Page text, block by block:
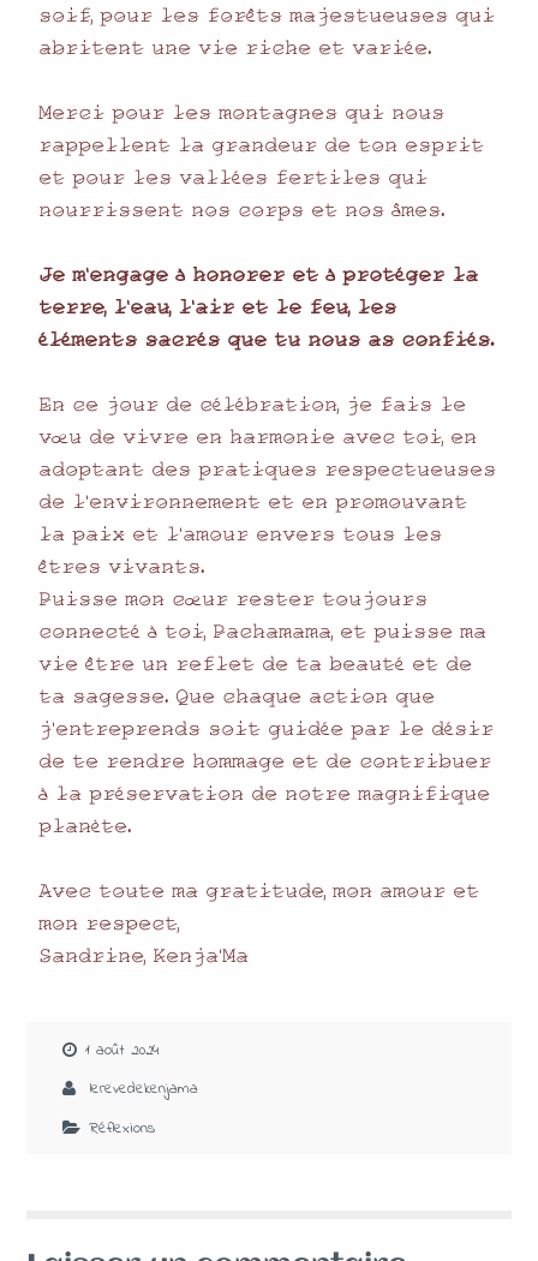
𝚜̷𝚘̷𝚒̷𝚏̷, 𝚙̷𝚘̷𝚞̷𝚛̷ 𝚕̷𝚎̷𝚜̷ 𝚏̷𝚘̷𝚛̷ê𝚝̷𝚜̷ 𝚖̷𝚊̷𝚓̷𝚎̷𝚜̷𝚝̷𝚞̷𝚎̷𝚞̷𝚜̷𝚎̷𝚜̷ 𝚚̷𝚞̷𝚒̷
𝚊̷𝚋̷𝚛̷𝚒̷𝚝̷𝚎̷𝚗̷𝚝̷ 𝚞̷𝚗̷𝚎̷ 𝚟̷𝚒̷𝚎̷ 𝚛̷𝚒̷𝚌̷𝚑̷𝚎̷ 𝚎̷𝚝̷ 𝚟̷𝚊̷𝚛̷𝚒̷é𝚎̷.
𝙼̷𝚎̷𝚛̷𝚌̷𝚒̷ 𝚙̷𝚘̷𝚞̷𝚛̷ 𝚕̷𝚎̷𝚜̷ 𝚖̷𝚘̷𝚗̷𝚝̷𝚊̷𝚐̷𝚗̷𝚎̷𝚜̷ 𝚚̷𝚞̷𝚒̷ 𝚗̷𝚘̷𝚞̷𝚜̷
𝚛̷𝚊̷𝚙̷𝚙̷𝚎̷𝚕̷𝚕̷𝚎̷𝚗̷𝚝̷ 𝚕̷𝚊̷ 𝚐̷𝚛̷𝚊̷𝚗̷𝚍̷𝚎̷𝚞̷𝚛̷ 𝚍̷𝚎̷ 𝚝̷𝚘̷𝚗̷ 𝚎̷𝚜̷𝚙̷𝚛̷𝚒̷𝚝̷
𝚎̷𝚝̷ 𝚙̷𝚘̷𝚞̷𝚛̷ 𝚕̷𝚎̷𝚜̷ 𝚟̷𝚊̷𝚕̷𝚕̷é𝚎̷𝚜̷ 𝚏̷𝚎̷𝚛̷𝚝̷𝚒̷𝚕̷𝚎̷𝚜̷ 𝚚̷𝚞̷𝚒̷
𝚗̷𝚘̷𝚞̷𝚛̷𝚛̷𝚒̷𝚜̷𝚜̷𝚎̷𝚗̷𝚝̷ 𝚗̷𝚘̷𝚜̷ 𝚌̷𝚘̷𝚛̷𝚙̷𝚜̷ 𝚎̷𝚝̷ 𝚗̷𝚘̷𝚜̷ â𝚖̷𝚎̷𝚜̷.
𝙹̷𝚎̷ 𝚖̷’𝚎̷𝚗̷𝚐̷𝚊̷𝚐̷𝚎̷ à 𝚑̷𝚘̷𝚗̷𝚘̷𝚛̷𝚎̷𝚛̷ 𝚎̷𝚝̷ à 𝚙̷𝚛̷𝚘̷𝚝̷é𝚐̷𝚎̷𝚛̷ 𝚕̷𝚊̷
𝚝̷𝚎̷𝚛̷𝚛̷𝚎̷, 𝚕̷’𝚎̷𝚊̷𝚞̷, 𝚕̷’𝚊̷𝚒̷𝚛̷ 𝚎̷𝚝̷ 𝚕̷𝚎̷ 𝚏̷𝚎̷𝚞̷, 𝚕̷𝚎̷𝚜̷
é𝚕̷é𝚖̷𝚎̷𝚗̷𝚝̷𝚜̷ 𝚜̷𝚊̷𝚌̷𝚛̷é𝚜̷ 𝚚̷𝚞̷𝚎̷ 𝚝̷𝚞̷ 𝚗̷𝚘̷𝚞̷𝚜̷ 𝚊̷𝚜̷ 𝚌̷𝚘̷𝚗̷𝚏̷𝚒̷é𝚜̷.
𝙴̷𝚗̷ 𝚌̷𝚎̷ 𝚓̷𝚘̷𝚞̷𝚛̷ 𝚍̷𝚎̷ 𝚌̷é𝚕̷é𝚋̷𝚛̷𝚊̷𝚝̷𝚒̷𝚘̷𝚗̷, 𝚓̷𝚎̷ 𝚏̷𝚊̷𝚒̷𝚜̷ 𝚕̷𝚎̷
𝚟̷œ𝚞̷ 𝚍̷𝚎̷ 𝚟̷𝚒̷𝚟̷𝚛̷𝚎̷ 𝚎̷𝚗̷ 𝚑̷𝚊̷𝚛̷𝚖̷𝚘̷𝚗̷𝚒̷𝚎̷ 𝚊̷𝚟̷𝚎̷𝚌̷ 𝚝̷𝚘̷𝚒̷, 𝚎̷𝚗̷
𝚊̷𝚍̷𝚘̷𝚙̷𝚝̷𝚊̷𝚗̷𝚝̷ 𝚍̷𝚎̷𝚜̷ 𝚙̷𝚛̷𝚊̷𝚝̷𝚒̷𝚚̷𝚞̷𝚎̷𝚜̷ 𝚛̷𝚎̷𝚜̷𝚙̷𝚎̷𝚌̷𝚝̷𝚞̷𝚎̷𝚞̷𝚜̷𝚎̷𝚜̷
𝚍̷𝚎̷ 𝚕̷’𝚎̷𝚗̷𝚟̷𝚒̷𝚛̷𝚘̷𝚗̷𝚗̷𝚎̷𝚖̷𝚎̷𝚗̷𝚝̷ 𝚎̷𝚝̷ 𝚎̷𝚗̷ 𝚙̷𝚛̷𝚘̷𝚖̷𝚘̷𝚞̷𝚟̷𝚊̷𝚗̷𝚝̷
𝚕̷𝚊̷ 𝚙̷𝚊̷𝚒̷𝚡̷ 𝚎̷𝚝̷ 𝚕̷’𝚊̷𝚖̷𝚘̷𝚞̷𝚛̷ 𝚎̷𝚗̷𝚟̷𝚎̷𝚛̷𝚜̷ 𝚝̷𝚘̷𝚞̷𝚜̷ 𝚕̷𝚎̷𝚜̷
ê𝚝̷𝚛̷𝚎̷𝚜̷ 𝚟̷𝚒̷𝚟̷𝚊̷𝚗̷𝚝̷𝚜̷.
𝙿̷𝚞̷𝚒̷𝚜̷𝚜̷𝚎̷ 𝚖̷𝚘̷𝚗̷ 𝚌̷œ𝚞̷𝚛̷ 𝚛̷𝚎̷𝚜̷𝚝̷𝚎̷𝚛̷ 𝚝̷𝚘̷𝚞̷𝚓̷𝚘̷𝚞̷𝚛̷𝚜̷
𝚌̷𝚘̷𝚗̷𝚗̷𝚎̷𝚌̷𝚝̷é à 𝚝̷𝚘̷𝚒̷, 𝙿̷𝚊̷𝚌̷𝚑̷𝚊̷𝚖̷𝚊̷𝚖̷𝚊̷, 𝚎̷𝚝̷ 𝚙̷𝚞̷𝚒̷𝚜̷𝚜̷𝚎̷ 𝚖̷𝚊̷
𝚟̷𝚒̷𝚎̷ ê𝚝̷𝚛̷𝚎̷ 𝚞̷𝚗̷ 𝚛̷𝚎̷𝚏̷𝚕̷𝚎̷𝚝̷ 𝚍̷𝚎̷ 𝚝̷𝚊̷ 𝚋̷𝚎̷𝚊̷𝚞̷𝚝̷é 𝚎̷𝚝̷ 𝚍̷𝚎̷
𝚝̷𝚊̷ 𝚜̷𝚊̷𝚐̷𝚎̷𝚜̷𝚜̷𝚎̷. 𝚀̷𝚞̷𝚎̷ 𝚌̷𝚑̷𝚊̷𝚚̷𝚞̷𝚎̷ 𝚊̷𝚌̷𝚝̷𝚒̷𝚘̷𝚗̷ 𝚚̷𝚞̷𝚎̷
𝚓̷’𝚎̷𝚗̷𝚝̷𝚛̷𝚎̷𝚙̷𝚛̷𝚎̷𝚗̷𝚍̷𝚜̷ 𝚜̷𝚘̷𝚒̷𝚝̷ 𝚐̷𝚞̷𝚒̷𝚍̷é𝚎̷ 𝚙̷𝚊̷𝚛̷ 𝚕̷𝚎̷ 𝚍̷é𝚜̷𝚒̷𝚛̷
𝚍̷𝚎̷ 𝚝̷𝚎̷ 𝚛̷𝚎̷𝚗̷𝚍̷𝚛̷𝚎̷ 𝚑̷𝚘̷𝚖̷𝚖̷𝚊̷𝚐̷𝚎̷ 𝚎̷𝚝̷ 𝚍̷𝚎̷ 𝚌̷𝚘̷𝚗̷𝚝̷𝚛̷𝚒̷𝚋̷𝚞̷𝚎̷𝚛̷
à 𝚕̷𝚊̷ 𝚙̷𝚛̷é𝚜̷𝚎̷𝚛̷𝚟̷𝚊̷𝚝̷𝚒̷𝚘̷𝚗̷ 𝚍̷𝚎̷ 𝚗̷𝚘̷𝚝̷𝚛̷𝚎̷ 𝚖̷𝚊̷𝚐̷𝚗̷𝚒̷𝚏̷𝚒̷𝚚̷𝚞̷𝚎̷
𝚙̷𝚕̷𝚊̷𝚗̷è𝚝̷𝚎̷.
𝙰̷𝚟̷𝚎̷𝚌̷ 𝚝̷𝚘̷𝚞̷𝚝̷𝚎̷ 𝚖̷𝚊̷ 𝚐̷𝚛̷𝚊̷𝚝̷𝚒̷𝚝̷𝚞̷𝚍̷𝚎̷, 𝚖̷𝚘̷𝚗̷ 𝚊̷𝚖̷𝚘̷𝚞̷𝚛̷ 𝚎̷𝚝̷
𝚖̷𝚘̷𝚗̷ 𝚛̷𝚎̷𝚜̷𝚙̷𝚎̷𝚌̷𝚝̷,
𝚂̷𝚊̷𝚗̷𝚍̷𝚛̷𝚒̷𝚗̷𝚎̷, 𝙺̷𝚎̷𝚗̷𝚓̷𝚊̷’𝙼̷𝚊̷
1 août 2024
lerevedekenjama
Réflexions